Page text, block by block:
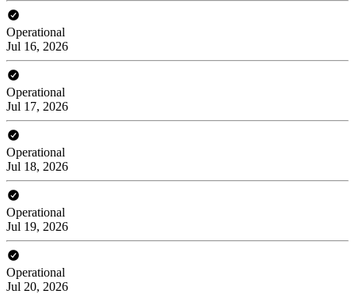
Operational
Jul 16, 2026
Operational
Jul 17, 2026
Operational
Jul 18, 2026
Operational
Jul 19, 2026
Operational
Jul 20, 2026